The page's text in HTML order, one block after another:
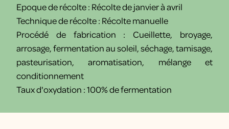
Epoque de récolte : Récolte de janvier à avril
Technique de récolte : Récolte manuelle
Procédé de fabrication : Cueillette, broyage,
arrosage, fermentation au soleil, séchage, tamisage,
pasteurisation, aromatisation, mélange et
conditionnement
Taux d'oxydation : 100% de fermentation